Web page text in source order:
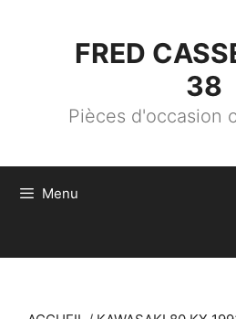
FRED
38
Pièces d'occasion
Menu